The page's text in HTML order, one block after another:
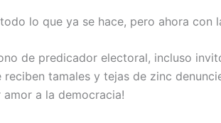
lo que ya se hace, pero ahora con
de predicador electoral, incluso
reciben tamales y tejas de zinc
a la democracia!